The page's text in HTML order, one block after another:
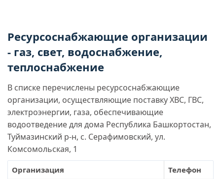
Ресурсоснабжающие организации
- газ, свет, водоснабжение,
теплоснабжение
В списке перечислены ресурсоснабжающие
организации, осуществляющие поставку ХВС, ГВС,
электроэнергии, газа, обеспечивающие
водоотведение для дома Республика Башкортостан,
Туймазинский р-н, с. Серафимовский, ул.
Комсомольская, 1
Организация
Телефон